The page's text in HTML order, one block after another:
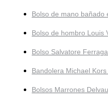
Bolso de mano bañado
Bolso de hombro Louis
Bolso Salvatore
Bandolera Michael Kors
Bolsos Marrones